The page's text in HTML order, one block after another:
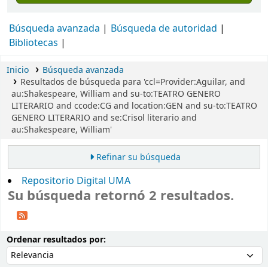
Búsqueda avanzada
Búsqueda de autoridad
Bibliotecas
Inicio
Búsqueda avanzada
Resultados de búsqueda para 'ccl=Provider:Aguilar, and
au:Shakespeare, William and su-to:TEATRO GENERO
LITERARIO and ccode:CG and location:GEN and su-to:TEATRO
GENERO LITERARIO and se:Crisol literario and
au:Shakespeare, William'
Refinar su búsqueda
Repositorio Digital UMA
Su búsqueda retornó 2 resultados.
Ordenar resultados por: